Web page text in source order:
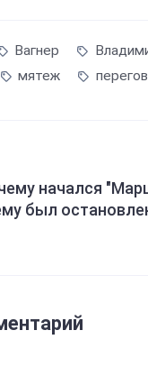
Вагнер
мятеж
начался
был